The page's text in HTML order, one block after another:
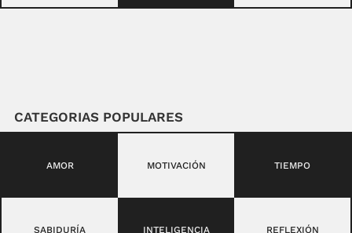
CATEGORIAS POPULARES
AMOR MOTIVACIÓN TIEMPO
SABIDURÍA INTELIGENCIA REFLEXIÓN